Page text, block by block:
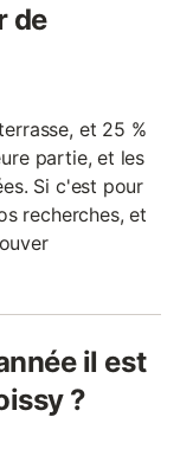
de
et 25 %
partie, et les
Si c'est pour
recherches, et
il est
?